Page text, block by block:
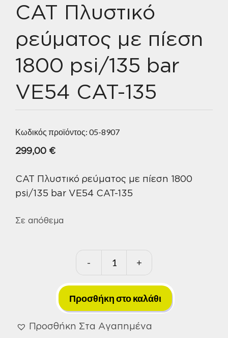
CAT Πλυστικό
ρεύματος με πίεση
1800 psi/135 bar
VE54 CAT-135
Κωδικός προϊόντος: 05-8907
299,00 €
CAT Πλυστικό ρεύματος με πίεση 1800
psi/135 bar VE54 CAT-135
Σε απόθεμα
-
CAT
Πλυστικό
ρεύματος
με
πίεση
+
Προσθήκη στο καλάθι
Προσθήκη Στα Αγαπημένα